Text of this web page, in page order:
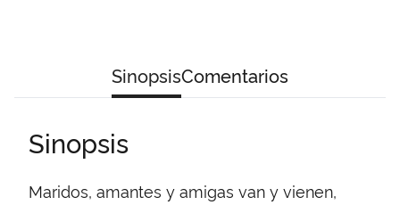
SinopsisComentarios
Sinopsis
Maridos, amantes y amigas van y vienen,